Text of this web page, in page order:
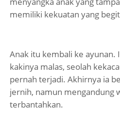
memiliki kekuatan yang
Anak itu kembali ke ayunan.
kakinya malas, seolah
pernah terjadi. Akhirnya ia
jernih, namun mengandung
terbantahkan.